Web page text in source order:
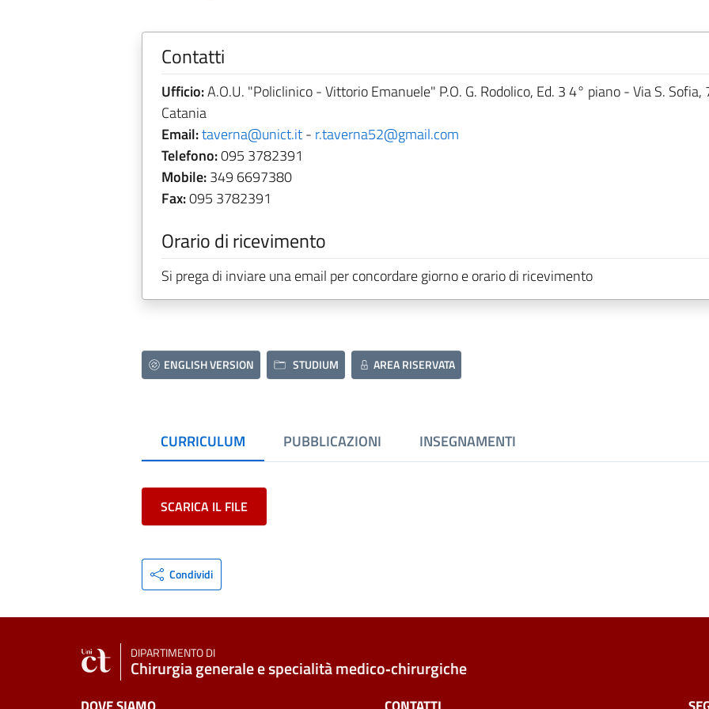
Contatti
Ufficio:A.O.U. "Policlinico - Vittorio Emanuele" P.O. G. Rodolico, Ed. 3 4° piano - Via S. Sofia,
Catania
Email:taverna@unict.it- r.taverna52@gmail.com
Telefono:095 3782391
Mobile:349 6697380
Fax:095 3782391
Orario di ricevimento
Si prega di inviare una email per concordare giorno e orario di ricevimento
ENGLISH VERSION STUDIUM AREA RISERVATA
CURRICULUM PUBBLICAZIONI INSEGNAMENTI
SCARICA IL FILE
Condividi
DIPARTIMENTO DI
Chirurgia generale e specialità medico‑chirurgiche